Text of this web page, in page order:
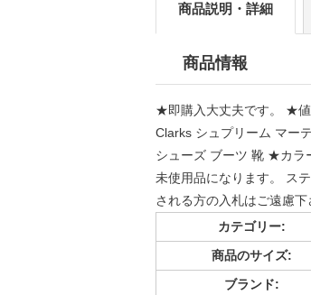
商品説明・詳細
商品情報
★即購入大丈夫です。 ★
Clarks シュプリーム マー
シューズ ブーツ 靴 ★カ
未使用品になります。 ス
される方の入札はご遠慮
カテゴリー:
商品のサイズ:
ブランド: